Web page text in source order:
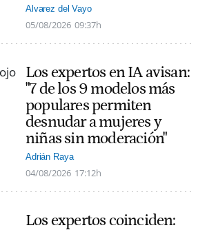
Alvarez del Vayo
05/08/2026 09:37h
Los expertos en IA avisan:
"7 de los 9 modelos más
populares permiten
desnudar a mujeres y
niñas sin moderación"
Adrián Raya
04/08/2026 17:12h
Los expertos coinciden: